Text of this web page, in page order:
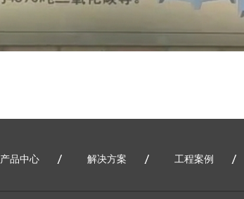
产品中心 解决方案 工程案例